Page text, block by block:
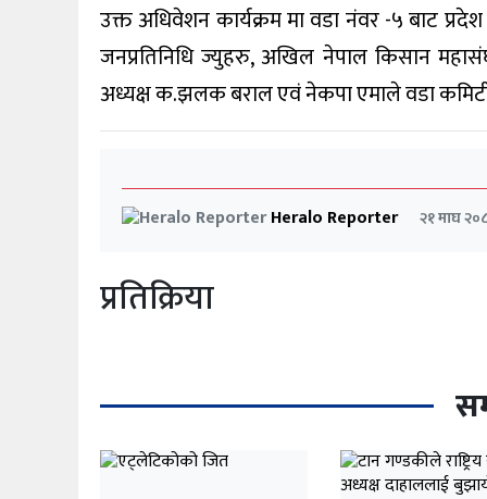
उक्त अधिवेशन कार्यक्रम मा वडा नंवर -५ बाट
जनप्रतिनिधि ज्युहरु, अखिल नेपाल किसान
अध्यक्ष क.झलक बराल एवं नेकपा एमाले वडा
Heralo Reporter २१ माघ
प्रतिक्रिया